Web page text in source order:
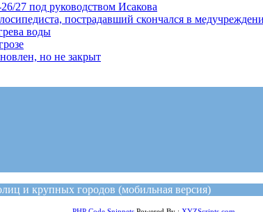
27 под руководством Исакова
пострадавший скончался в
воды
но не закрыт
и крупных городов (мобильная версия)